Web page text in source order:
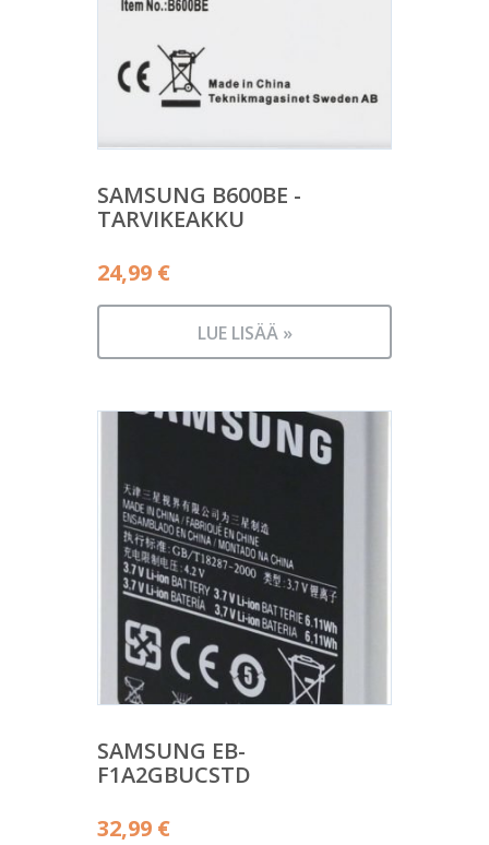
SAMSUNG B600BE -
TARVIKEAKKU
24,99 €
LUE LISÄÄ »
SAMSUNG EB-
F1A2GBUCSTD
32,99 €